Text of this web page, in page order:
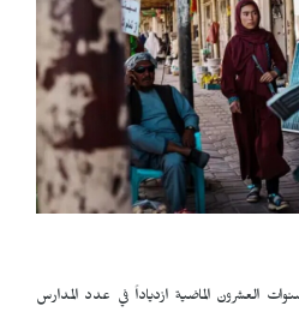
العشرون الماضية ازدياداً في عدد المدارس